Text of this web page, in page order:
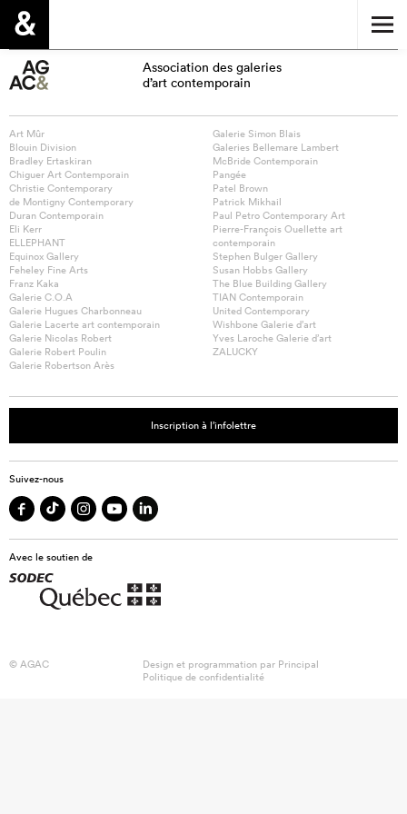
Association des galeries
d’art contemporain
Art Mûr
Blouin Division
Bradley Ertaskiran
Chiguer Art Contemporain
Christie Contemporary
de Montigny Contemporary
Duran Contemporain
Eli Kerr
ELLEPHANT
Equinox Gallery
Feheley Fine Arts
Franz Kaka
Galerie C.O.A
Galerie Hugues Charbonneau
Galerie Lacerte art contemporain
Galerie Nicolas Robert
Galerie Robert Poulin
Galerie Robertson Arès
Galerie Simon Blais
Galeries Bellemare Lambert
McBride Contemporain
Pangée
Patel Brown
Patrick Mikhail
Paul Petro Contemporary Art
Pierre-François Ouellette art
contemporain
Stephen Bulger Gallery
Susan Hobbs Gallery
The Blue Building Gallery
TIAN Contemporain
United Contemporary
Wishbone Galerie d’art
Yves Laroche Galerie d’art
ZALUCKY
Inscription à l’infolettre
Suivez-nous
Avec le soutien de
© AGAC Design et programmation par Principal
Politique de confidentialité